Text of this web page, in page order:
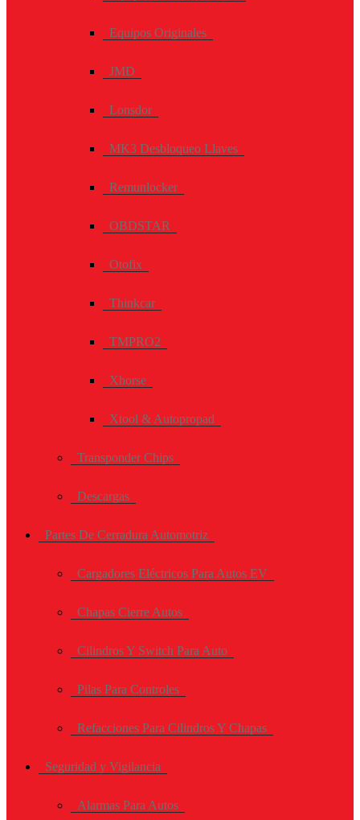
Equipos Originales
JMD
Lonsdor
MK3 Desbloqueo Llaves
Remunlocker
OBDSTAR
Otofix
Thinkcar
TMPRO2
Xhorse
Xtool & Autopropad
Transponder Chips
Descargas
Partes De Cerradura Automotriz
Cargadores Eléctricos Para Autos EV
Chapas Cierre Autos
Cilindros Y Switch Para Auto
Pilas Para Controles
Refacciones Para Cilindros Y Chapas
Seguridad y Vigilancia
Alarmas Para Autos